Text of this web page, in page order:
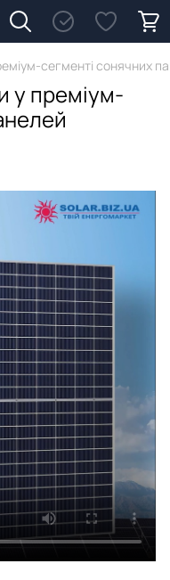
сегменті сонячних
у преміум-